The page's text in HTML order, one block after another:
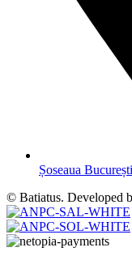
Șoseaua
© Batiatus. Developed